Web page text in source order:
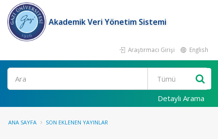
Akademik Veri Yönetim Sistemi
Araştırmacı Girişi English
Ara
Detaylı Arama
ANA SAYFA SON EKLENEN YAYINLAR